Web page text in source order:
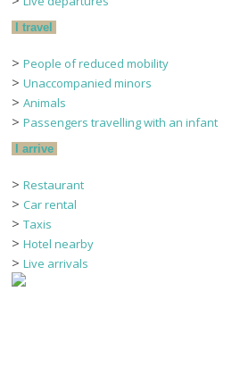
I travel
>People of reduced mobility
>Unaccompanied minors
>Animals
>Passengers travelling with an infant
I arrive
>Restaurant
> Car rental
>Taxis
>Hotel nearby
>Live arrivals